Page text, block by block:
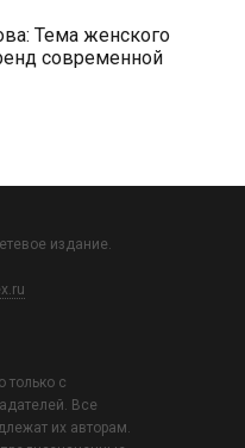
Тема женского
современной
издание.
только с
Все
их авторам.